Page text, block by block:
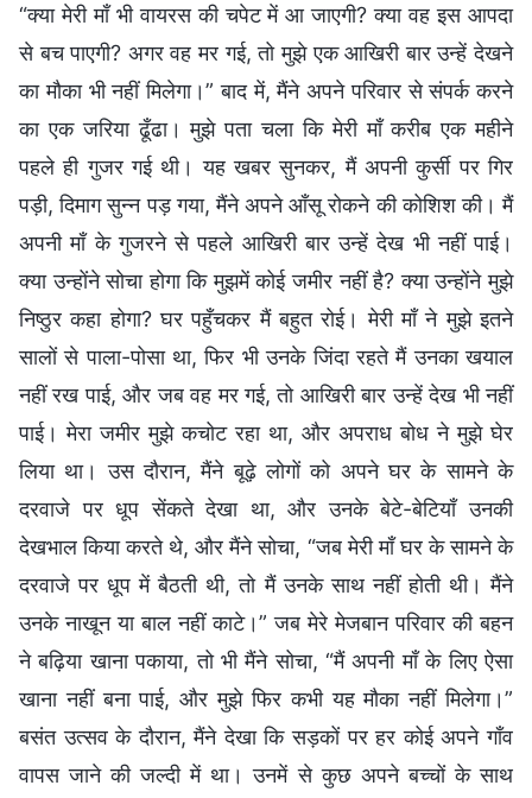
“क्या मेरी माँ भी वायरस की चपेट में आ जाएगी? क्या वह इस आपदा
से बच पाएगी? अगर वह मर गई, तो मुझे एक आखिरी बार उन्हें देखने
का मौका भी नहीं मिलेगा।” बाद में, मैंने अपने परिवार से संपर्क करने
का एक जरिया ढूँढा। मुझे पता चला कि मेरी माँ करीब एक महीने
पहले ही गुजर गई थी। यह खबर सुनकर, मैं अपनी कुर्सी पर गिर
पड़ी, दिमाग सुन्न पड़ गया, मैंने अपने आँसू रोकने की कोशिश की। मैं
अपनी माँ के गुजरने से पहले आखिरी बार उन्हें देख भी नहीं पाई।
क्या उन्होंने सोचा होगा कि मुझमें कोई जमीर नहीं है? क्या उन्होंने मुझे
निष्ठुर कहा होगा? घर पहुँचकर मैं बहुत रोई। मेरी माँ ने मुझे इतने
सालों से पाला-पोसा था, फिर भी उनके जिंदा रहते मैं उनका खयाल
नहीं रख पाई, और जब वह मर गई, तो आखिरी बार उन्हें देख भी नहीं
पाई। मेरा जमीर मुझे कचोट रहा था, और अपराध बोध ने मुझे घेर
लिया था। उस दौरान, मैंने बूढ़े लोगों को अपने घर के सामने के
दरवाजे पर धूप सेंकते देखा था, और उनके बेटे-बेटियाँ उनकी
देखभाल किया करते थे, और मैंने सोचा, “जब मेरी माँ घर के सामने के
दरवाजे पर धूप में बैठती थी, तो मैं उनके साथ नहीं होती थी। मैंने
उनके नाखून या बाल नहीं काटे।” जब मेरे मेजबान परिवार की बहन
ने बढ़िया खाना पकाया, तो भी मैंने सोचा, “मैं अपनी माँ के लिए ऐसा
खाना नहीं बना पाई, और मुझे फिर कभी यह मौका नहीं मिलेगा।”
बसंत उत्सव के दौरान, मैंने देखा कि सड़कों पर हर कोई अपने गाँव
वापस जाने की जल्दी में था। उनमें से कुछ अपने बच्चों के साथ